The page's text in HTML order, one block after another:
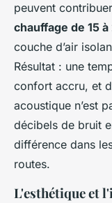
peuvent
chauffage de 15 à
couche d’air
Résultat : une
confort accru, et
acoustique n’est
décibels de bruit
différence dans
routes.
L'esthétique et